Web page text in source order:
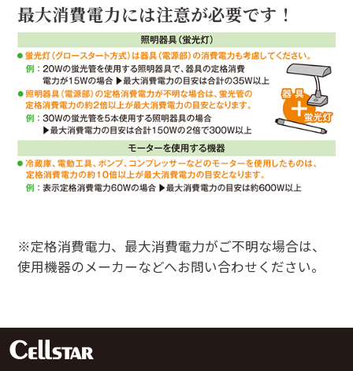
最大消費電力には注意が必要です！
※定格消費電力、最大消費電力がご不明な場合は、
使用機器のメーカーなどへお問い合わせください。